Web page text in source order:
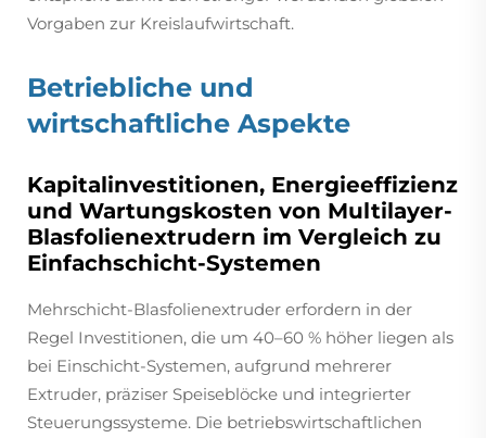
Vorgaben zur Kreislaufwirtschaft.
Betriebliche und
wirtschaftliche Aspekte
Kapitalinvestitionen, Energieeffizienz
und Wartungskosten von Multilayer-
Blasfolienextrudern im Vergleich zu
Einfachschicht-Systemen
Mehrschicht-Blasfolienextruder erfordern in der
Regel Investitionen, die um 40–60 % höher liegen als
bei Einschicht-Systemen, aufgrund mehrerer
Extruder, präziser Speiseblöcke und integrierter
Steuerungssysteme. Die betriebswirtschaftlichen